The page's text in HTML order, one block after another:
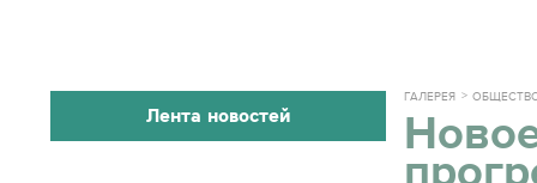
Лента новостей
ГАЛЕРЕЯ